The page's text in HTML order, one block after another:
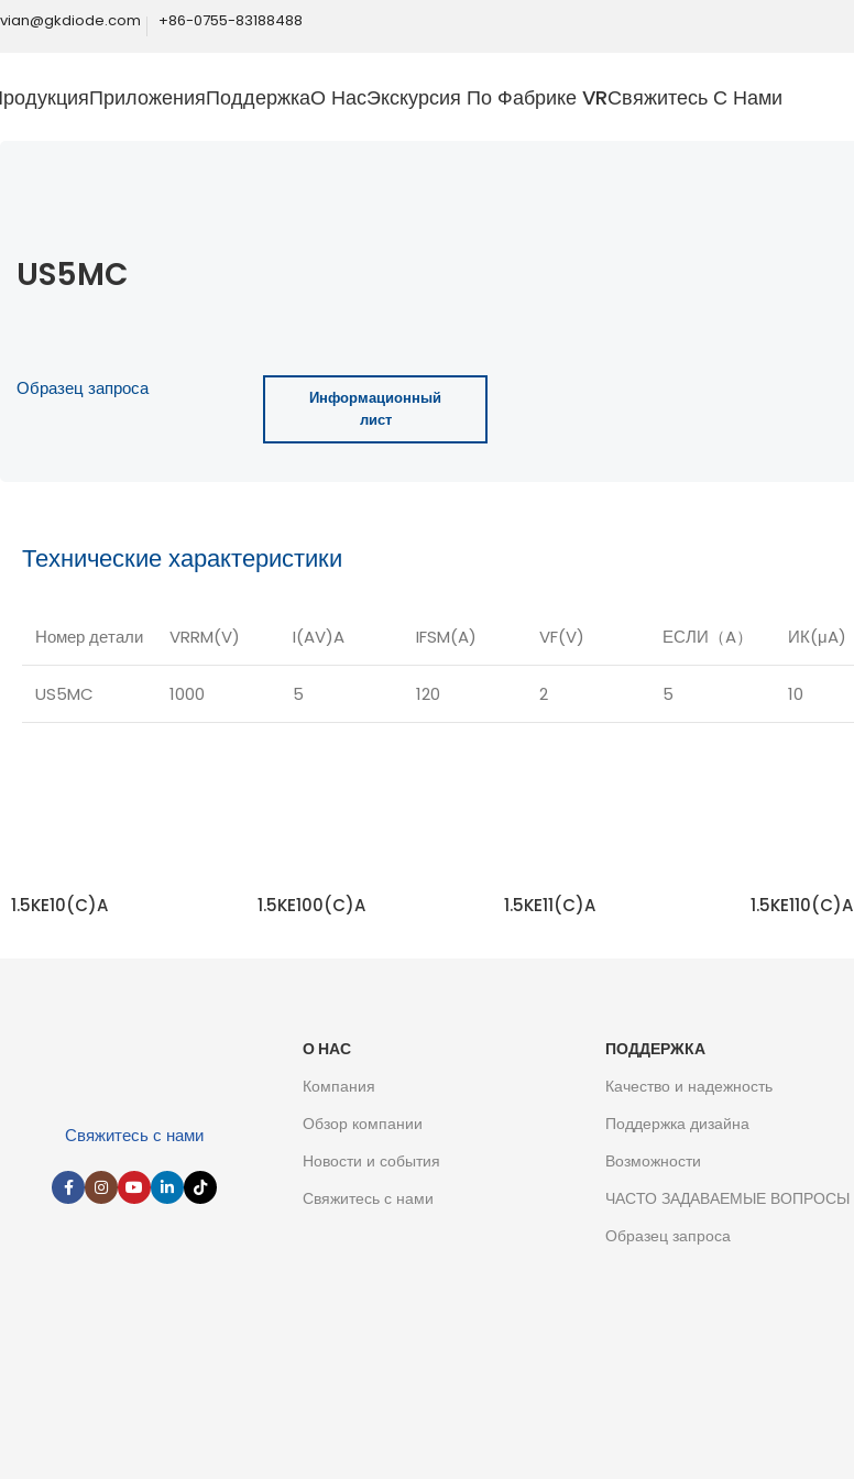
+86-0755-83188488
ПриложенияПоддержкаО НасЭкскурсия По Фабрике VRСвяжитесь С Нами
US5MC
Образец запроса
Информационный
лист
Технические характеристики
Номер детали VRRM(V) I(AV)A IFSM(A) VF(V) ЕСЛИ （A） ИК(μA)
US5MC 1000 5 120 2 5 10
1.5KE10(C)A 1.5KE100(C)A 1.5KE11(C)A 1.5KE110(C)A
Свяжитесь с нами
О НАС
Компания
Обзор компании
Новости и события
Свяжитесь с нами
ПОДДЕРЖКА
Качество и надежность
Поддержка дизайна
Возможности
ЧАСТО ЗАДАВАЕМЫЕ ВОПРОСЫ
Образец запроса